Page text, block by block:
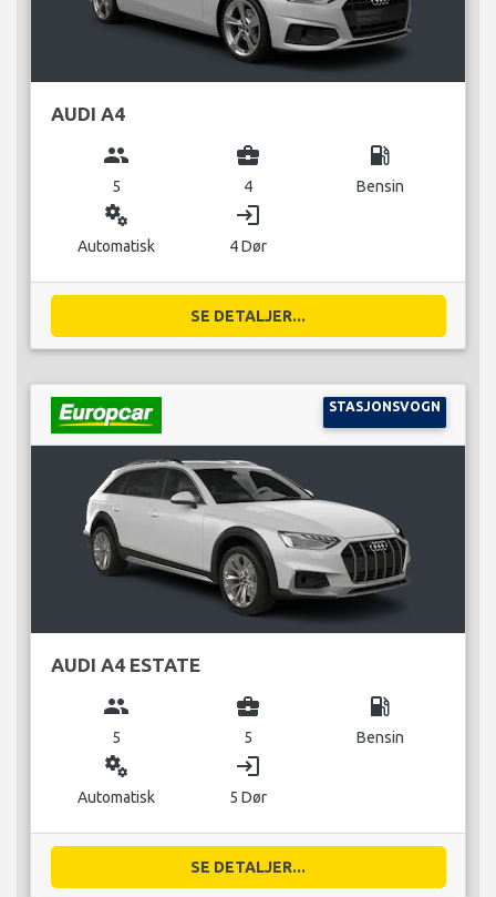
AUDI A4
group
5
business_center
4
local_gas_station
Bensin
miscellaneous_services
Automatisk
login
4 Dør
SE DETALJER...
STASJONSVOGN
AUDI A4 ESTATE
group
5
business_center
5
local_gas_station
Bensin
miscellaneous_services
Automatisk
login
5 Dør
SE DETALJER...